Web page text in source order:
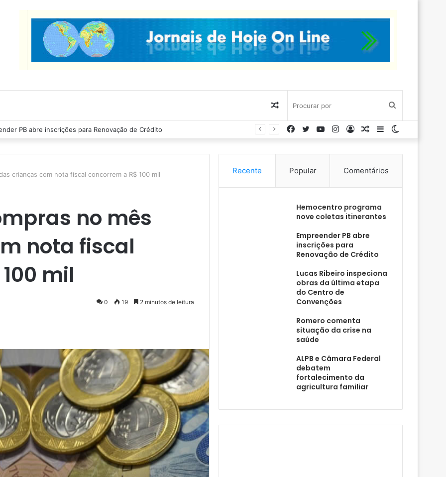
por
Artigo
aleatório
PB abre inscrições para Renovação de Crédito
Barra
Artigo
Entrar
Instagram
YouTube
Twitter
Facebook
crianças com nota fiscal concorrem a R$ 100 mil
no mês
nota fiscal
mil
0 19 2 minutos de leitura
Recente Popular Comentários
Hemocentro programa
nove coletas itinerantes
Empreender PB abre
inscrições para
Renovação de Crédito
Lucas Ribeiro inspeciona
obras da última etapa
do Centro de
Convenções
Romero comenta
situação da crise na
saúde
ALPB e Câmara Federal
debatem
fortalecimento da
agricultura familiar